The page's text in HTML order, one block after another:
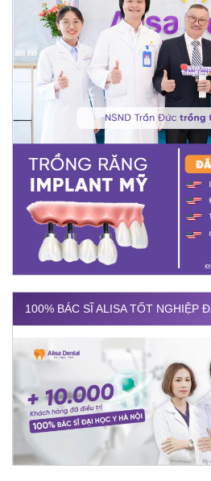
100% BÁC SĨ ALISA TỐT NGHIỆP